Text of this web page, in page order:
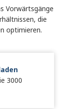
Vorwärtsgänge
die
optimieren.
3000